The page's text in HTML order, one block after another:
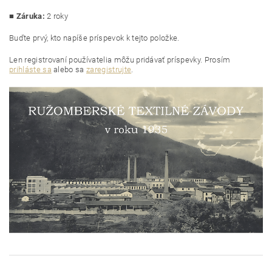
■ Záruka: 2 roky
Buďte prvý, kto napíše príspevok k tejto položke.
Len registrovaní používatelia môžu pridávať príspevky. Prosím
prihláste sa alebo sazaregistrujte.